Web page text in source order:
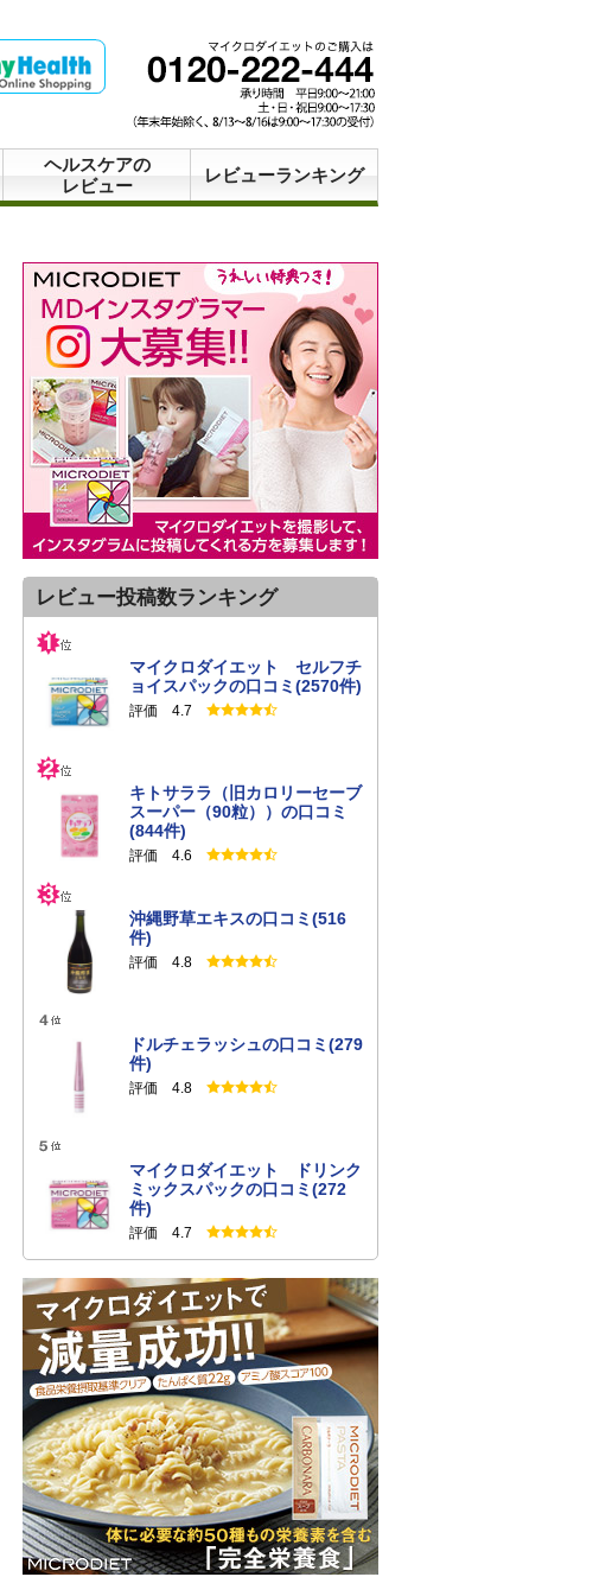
ヘルスケアの
レビュー
レビューランキング
レビュー投稿数ランキング
マイクロダイエット セルフチ
ョイスパックの口コミ(2570件)
評価 4.7
キトサララ（旧カロリーセーブ
スーパー（90粒））の口コミ
(844件)
評価 4.6
沖縄野草エキスの口コミ(516
件)
評価 4.8
ドルチェラッシュの口コミ(279
件)
評価 4.8
マイクロダイエット ドリンク
ミックスパックの口コミ(272
件)
評価 4.7